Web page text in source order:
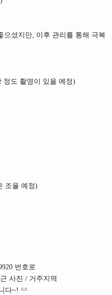
으셨지만, 이후 관리를 통해 극복
정도 촬영이 있을 예정)
조율 예정)
번호로
사진 / 거주지역
다~! ^^